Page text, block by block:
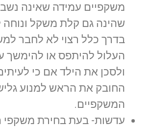
משקפיים עמידה שאינה
שהינה גם קלת משקל ונוחה
בדרך כלל רצוי לא לחבר
העלול להיתפס או להימשך
ולסכן את הילד אם כי
החובק את הראש למנוע
המשקפיים.
עדשות- בעת בחירת משקפי